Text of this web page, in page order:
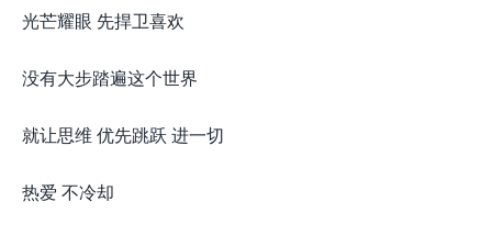
光芒耀眼 先捍卫喜欢
没有大步踏遍这个世界
就让思维 优先跳跃 进一切
热爱 不冷却